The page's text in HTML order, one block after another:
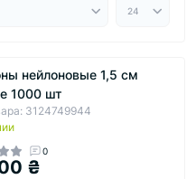
нейлоновые 1,5 см
1000 шт
3124749944
0
₴